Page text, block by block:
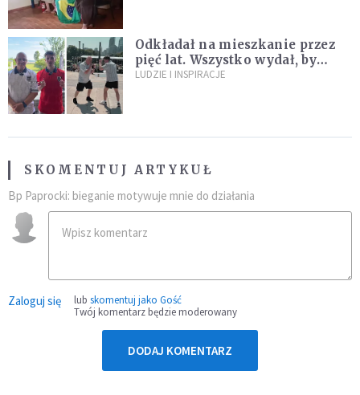
Odkładał na mieszkanie przez
pięć lat. Wszystko wydał, by
spełnić marzenie 80-letniego
LUDZIE I INSPIRACJE
SKOMENTUJ ARTYKUŁ
Bp Paprocki: bieganie motywuje mnie do działania
Zaloguj się lub skomentuj jako Gość
Twój komentarz będzie moderowany
DODAJ KOMENTARZ